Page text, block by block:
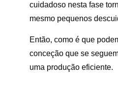
cuidadoso nesta fase
mesmo pequenos
Então, como é que
conceção que se
uma produção eficiente.